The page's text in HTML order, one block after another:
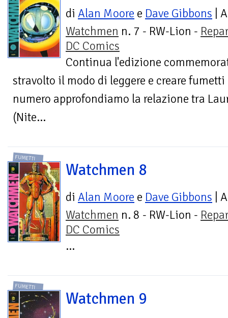
di Alan Moore e Dave Gibbons |
Watchmen n. 7 - RW-Lion -
DC Comics
Continua l'edizione
stravolto il modo di leggere e creare
numero approfondiamo la relazione tra
(Nite...
FUMETTI
Watchmen 8
di Alan Moore e Dave Gibbons |
Watchmen n. 8 - RW-Lion -
DC Comics
...
FUMETTI
Watchmen 9